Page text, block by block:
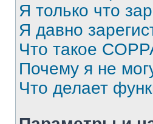
Я только что
Я давно
Что такое
Почему я не
Что делает